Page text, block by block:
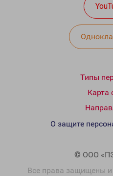
Типы
Карта
© ООО
Все права защищены
О защите